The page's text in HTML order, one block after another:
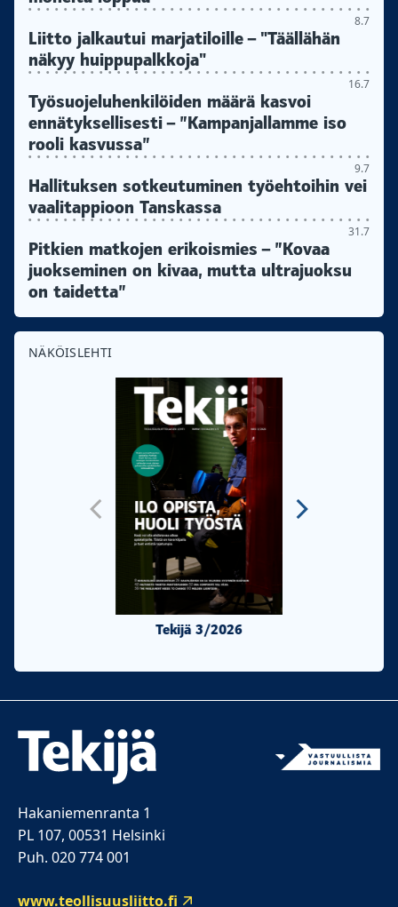
8.7
Liitto jalkautui marjatiloille – "Täällähän
näkyy huippupalkkoja"
16.7
Työsuojeluhenkilöiden määrä kasvoi
ennätyksellisesti – ”Kampanjallamme iso
rooli kasvussa”
9.7
Hallituksen sotkeutuminen työehtoihin vei
vaalitappioon Tanskassa
31.7
Pitkien matkojen erikoismies – ”Kovaa
juokseminen on kivaa, mutta ultrajuoksu
on taidetta”
NÄKÖISLEHTI
Tekijä 3/2026
Hakaniemenranta 1
PL 107, 00531 Helsinki
Puh. 020 774 001
www.teollisuusliitto.fi